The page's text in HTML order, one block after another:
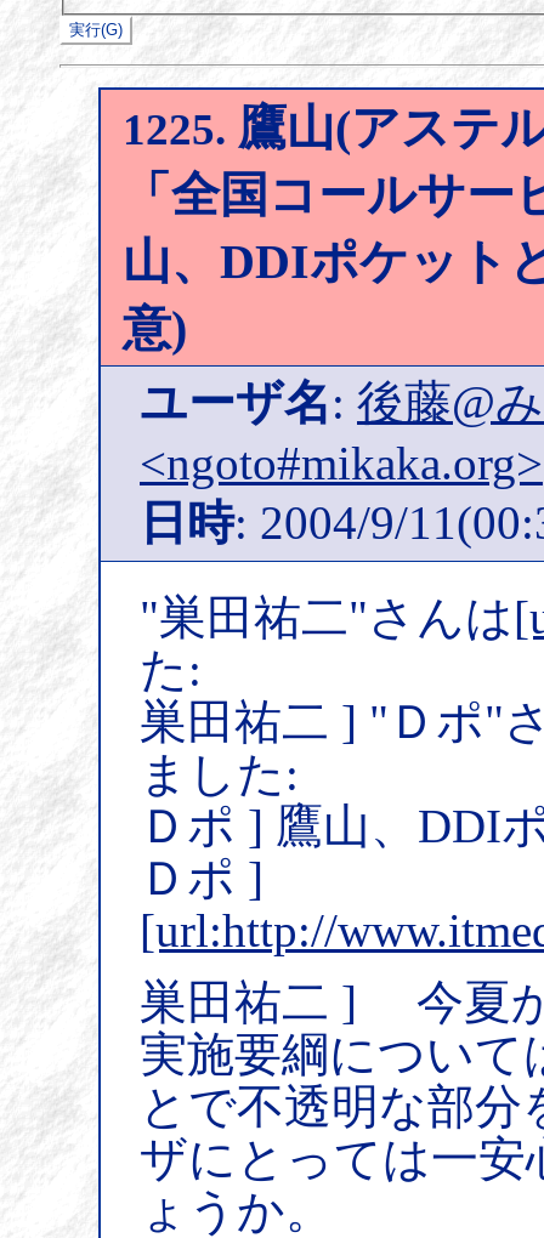
1225. 鷹山(アステ
「全国コールサ
山、DDIポケット
意)
ユーザ名: 後藤@
<ngoto#mikaka.org>
日時: 2004/9/
"巣田祐二"さんは
た:
巣田祐二 ] "Ｄポ"
ました:
Ｄポ ] 鷹山、DDI
Ｄポ ]
[url:http://
巣田祐二 ] 今夏
実施要綱について
とで不透明な部
ザにとっては一
ょうか。